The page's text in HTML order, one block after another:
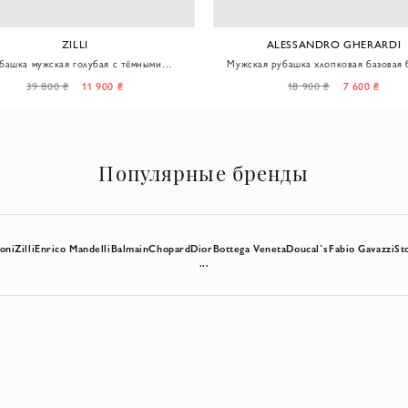
ZILLI
мужская голубая с тёмными
39 800 ₴ 11 900 ₴
ALESSANDRO GHERARDI
Мужская рубашка хлопковая базовая
18 900 ₴ 7 600 ₴
Популярные бренды
ZilliEnrico MandelliBalmainChopardDiorBottega VenetaDoucal`sFabio Gavazzi
...